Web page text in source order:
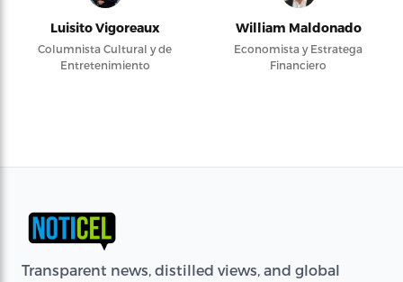
Luisito Vigoreaux
Columnista Cultural y de
Entretenimiento
William Maldonado
Economista y Estratega
Financiero
Transparent news, distilled views, and global